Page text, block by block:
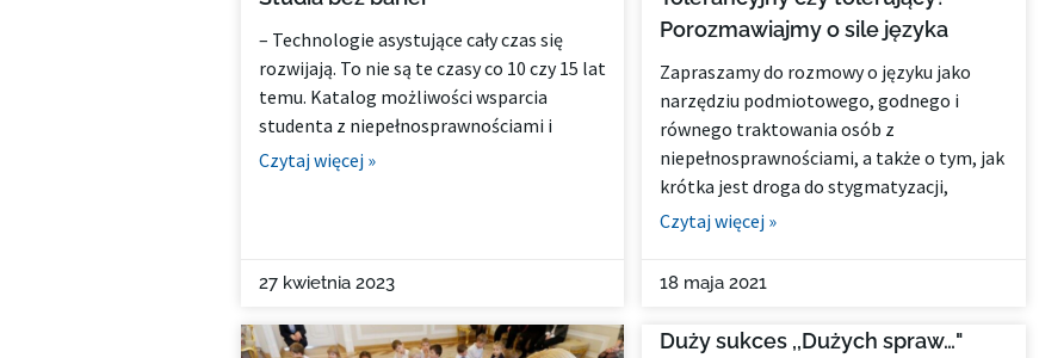
– Technologie asystujące cały czas się
rozwijają. To nie są te czasy co 10 czy 15 lat
temu. Katalog możliwości wsparcia
studenta z niepełnosprawnościami i
Czytaj więcej »
27 kwietnia 2023
Porozmawiajmy o sile języka
Zapraszamy do rozmowy o języku jako
narzędziu podmiotowego, godnego i
równego traktowania osób z
niepełnosprawnościami, a także o tym, jak
krótka jest droga do stygmatyzacji,
Czytaj więcej »
18 maja 2021
Duży sukces ,,Dużych spraw…"